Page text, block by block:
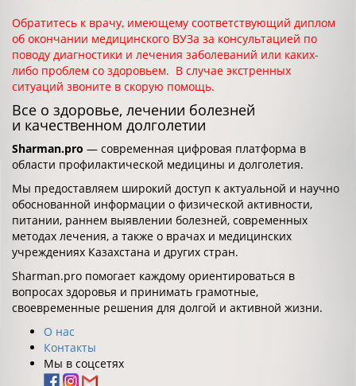
Обратитесь к врачу, имеющему соответствующий диплом
об окончании медицинского ВУЗа за консультацией по
поводу диагностики и лечения заболеваний или каких-
либо проблем со здоровьем. В случае экстренных
ситуаций звоните в скорую помощь.
Все о здоровье, лечении болезней
и качественном долголетии
Sharman.pro — современная цифровая платформа в
области профилактической медицины и долголетия.
Мы предоставляем широкий доступ к актуальной и научно
обоснованной информации о физической активности,
питании, раннем выявлении болезней, современных
методах лечения, а также о врачах и медицинских
учреждениях Казахстана и других стран.
Sharman.pro помогает каждому ориентироваться в
вопросах здоровья и принимать грамотные,
своевременные решения для долгой и активной жизни.
О нас
Контакты
Мы в соцсетях